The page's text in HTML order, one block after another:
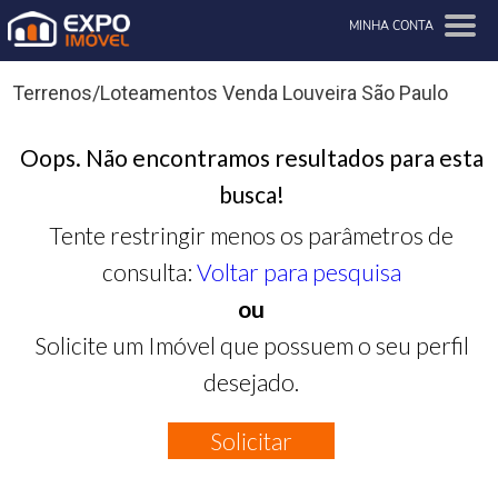
MINHA CONTA
Terrenos/Loteamentos Venda Louveira São Paulo
Oops. Não encontramos resultados para esta
busca!
Tente restringir menos os parâmetros de
consulta: Voltar para pesquisa
ou
Solicite um Imóvel que possuem o seu perfil
desejado.
Solicitar